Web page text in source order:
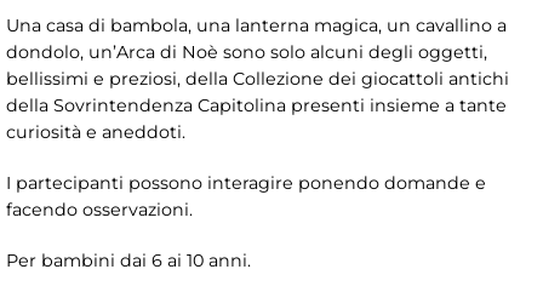
Una casa di bambola, una lanterna magica, un cavallino a
dondolo, un’Arca di Noè sono solo alcuni degli oggetti,
bellissimi e preziosi, della Collezione dei giocattoli antichi
della Sovrintendenza Capitolina presenti insieme a tante
curiosità e aneddoti.
I partecipanti possono interagire ponendo domande e
facendo osservazioni.
Per bambini dai 6 ai 10 anni.